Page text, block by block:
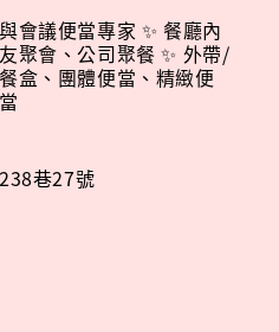
會議便當專家 ✨ 餐廳內
聚會、公司聚餐 ✨ 外帶/
盒、團體便當、精緻便
巷27號